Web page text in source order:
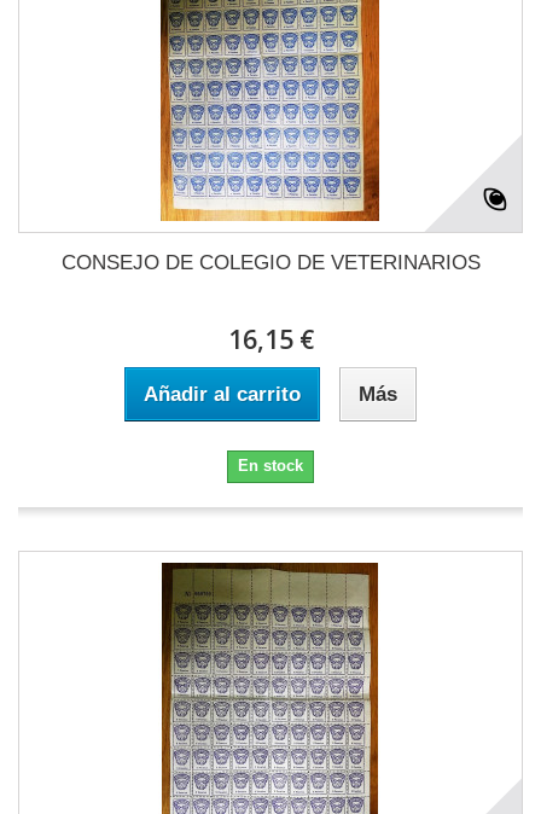
CONSEJO DE COLEGIO DE VETERINARIOS
16,15 €
Añadir al carrito Más
En stock